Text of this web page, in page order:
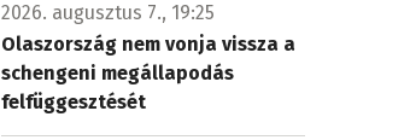
2026. augusztus 7., 19:25
Olaszország nem vonja vissza a
schengeni megállapodás
felfüggesztését